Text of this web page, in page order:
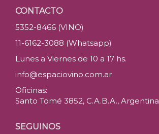
CONTACTO
5352-8466 (VINO)
11-6162-3088 (Whatsapp)
Lunes a Viernes de 10 a 17 hs.
info@espaciovino.com.ar
Oficinas:
Santo Tomé 3852, C.A.B.A., Argentina
SEGUINOS